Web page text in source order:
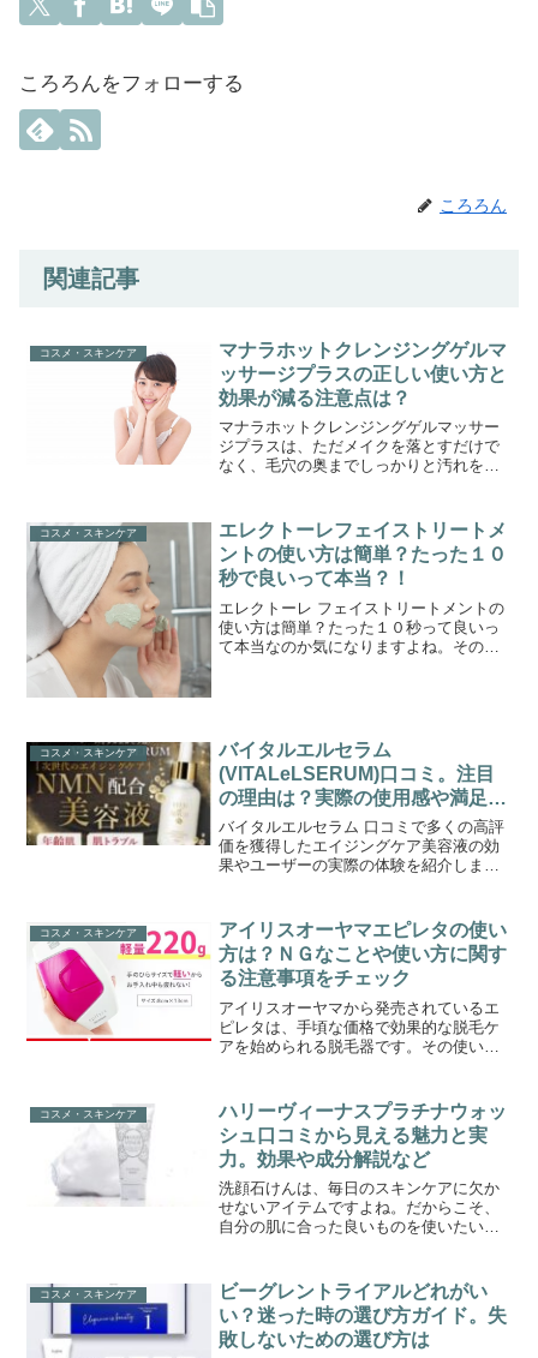
ころろんをフォローする
ころろん
関連記事
コスメ・スキンケア
マナラホットクレンジングゲルマ
ッサージプラスの正しい使い方と
効果が減る注意点は？
マナラホットクレンジングゲルマッサー
ジプラスは、ただメイクを落とすだけで
なく、毛穴の奥までしっかりと汚れを取
リと透明感をもたらす効果も期待できま
す。美容液成分がたっぷり...
コスメ・スキンケア
エレクトーレフェイストリートメ
ントの使い方は簡単？たった１０
秒で良いって本当？！
エレクトーレ フェイストリートメントの
使い方は簡単？たった１０秒って良いっ
て本当なのか気になりますよね。その答
コスメ・スキンケア
バイタルエルセラム
(VITALeLSERUM)口コミ。注目
の理由は？実際の使用感や満足度
など
バイタルエルセラム 口コミで多くの高評
価を獲得したエイジングケア美容液の効
果やユーザーの実際の体験を紹介しま
コスメ・スキンケア
アイリスオーヤマエピレタの使い
方は？ＮＧなことや使い方に関す
る注意事項をチェック
アイリスオーヤマから発売されているエ
ピレタは、手頃な価格で効果的な脱毛ケ
アを始められる脱毛器です。その使い方
カミソリで剃り込みます。これにより、
光が毛根に効果的に届きます...
コスメ・スキンケア
ハリーヴィーナスプラチナウォッ
シュ口コミから見える魅力と実
力。効果や成分解説など
洗顔石けんは、毎日のスキンケアに欠か
せないアイテムですよね。だからこそ、
自分の肌に合った良いものを使いたいと
みをお持ちの方も多いのでは。ハリーヴ
ィーナス・プラチナウォッ...
コスメ・スキンケア
ビーグレントライアルどれがい
い？迷った時の選び方ガイド。失
敗しないための選び方は